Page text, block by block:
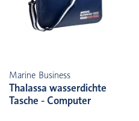
Marine Business
Thalassa wasserdichte
Tasche - Computer